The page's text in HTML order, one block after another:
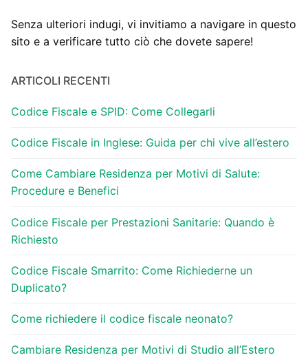
Senza ulteriori indugi, vi invitiamo a navigare in questo
sito e a verificare tutto ciò che dovete sapere!
ARTICOLI RECENTI
Codice Fiscale e SPID: Come Collegarli
Codice Fiscale in Inglese: Guida per chi vive all’estero
Come Cambiare Residenza per Motivi di Salute:
Procedure e Benefici
Codice Fiscale per Prestazioni Sanitarie: Quando è
Richiesto
Codice Fiscale Smarrito: Come Richiederne un
Duplicato?
Come richiedere il codice fiscale neonato?
Cambiare Residenza per Motivi di Studio all’Estero